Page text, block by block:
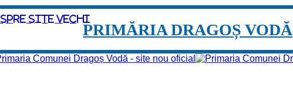
spre site vechi
PRIMĂRIA DRAGOȘ VODĂ